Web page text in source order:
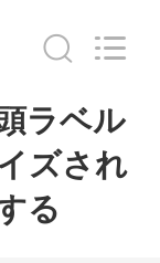
ラベル
ズされ
る